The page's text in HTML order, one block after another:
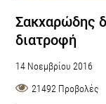
Σακχαρώδης
διατροφή
14 Νοεμβρίου 2016
21492 Προβολές